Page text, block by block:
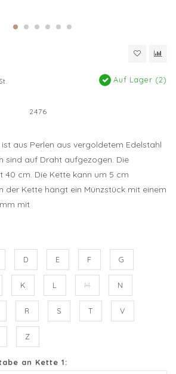
Auf Lager (2)
2476
aus Perlen aus vergoldetem Edelstahl
sind auf Draht aufgezogen. Die
40 cm. Die Kette kann um 5 cm
der Kette hängt ein Münzstück mit einem
mit
D E F G
K L M N
R S T V
Z
an Kette 1: